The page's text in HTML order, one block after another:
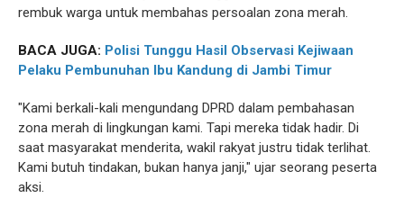
rembuk warga untuk membahas persoalan zona merah.
BACA JUGA: Polisi Tunggu Hasil Observasi Kejiwaan
Pelaku Pembunuhan Ibu Kandung di Jambi Timur
"Kami berkali-kali mengundang DPRD dalam pembahasan
zona merah di lingkungan kami. Tapi mereka tidak hadir. Di
saat masyarakat menderita, wakil rakyat justru tidak terlihat.
Kami butuh tindakan, bukan hanya janji," ujar seorang peserta
aksi.